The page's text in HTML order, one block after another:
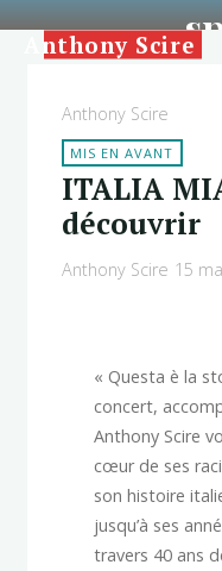
Aller
Anthony Scire
Anthony Scire
MIS EN AVANT
ITALIA
découvrir
Anthony Scire 15
« Questa è la
concert,
Anthony Scire
cœur de ses
son histoire
jusqu’à ses
travers 40 ans